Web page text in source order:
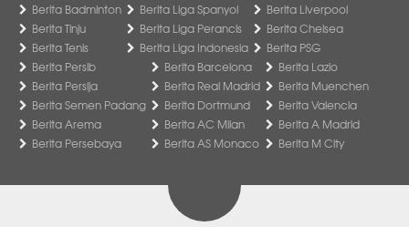
Berita Badminton
Berita Tinju
Berita Tenis
Berita Liga Spanyol
Berita Liga Perancis
Berita Liga Indonesia
Berita Liverpool
Berita Chelsea
Berita PSG
Berita Persib
Berita Persija
Berita Semen Padang
Berita Arema
Berita Persebaya
Berita Barcelona
Berita Real Madrid
Berita Dortmund
Berita AC Milan
Berita AS Monaco
Berita Lazio
Berita Muenchen
Berita Valencia
Berita A Madrid
Berita M City